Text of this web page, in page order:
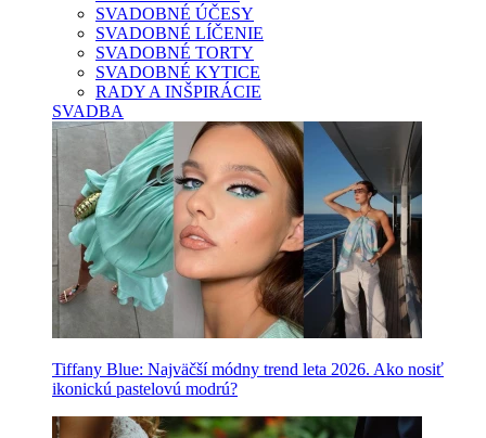
SVADOBNÉ ÚČESY
SVADOBNÉ LÍČENIE
SVADOBNÉ TORTY
SVADOBNÉ KYTICE
RADY A INŠPIRÁCIE
SVADBA
Tiffany Blue: Najväčší módny trend leta 2026. Ako nosiť
ikonickú pastelovú modrú?